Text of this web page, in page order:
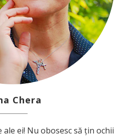
Chera
ale ei! Nu obosesc să țin ochii